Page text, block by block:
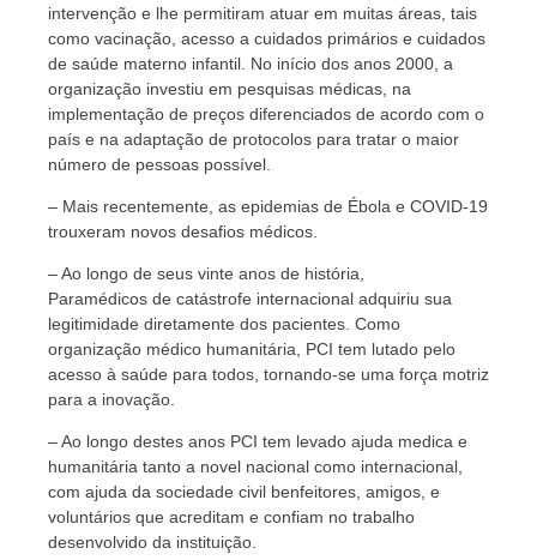
intervenção e lhe permitiram atuar em muitas áreas, tais
como vacinação, acesso a cuidados primários e cuidados
de saúde materno infantil. No início dos anos 2000, a
organização investiu em pesquisas médicas, na
implementação de preços diferenciados de acordo com o
país e na adaptação de protocolos para tratar o maior
número de pessoas possível.
– Mais recentemente, as epidemias de Ébola e COVID-19
trouxeram novos desafios médicos.
– Ao longo de seus vinte anos de história,
Paramédicos de catástrofe internacional adquiriu sua
legitimidade diretamente dos pacientes. Como
organização médico humanitária, PCI tem lutado pelo
acesso à saúde para todos, tornando-se uma força motriz
para a inovação.
– Ao longo destes anos PCI tem levado ajuda medica e
humanitária tanto a novel nacional como internacional,
com ajuda da sociedade civil benfeitores, amigos, e
voluntários que acreditam e confiam no trabalho
desenvolvido da instituição.